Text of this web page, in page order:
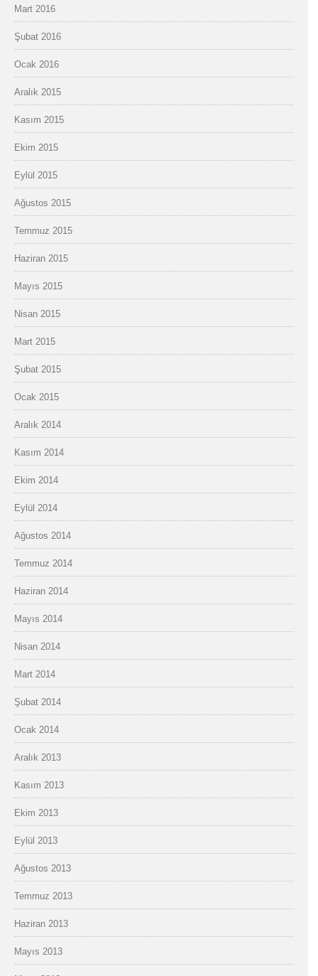
Mart 2016
Şubat 2016
Ocak 2016
Aralık 2015
Kasım 2015
Ekim 2015
Eylül 2015
Ağustos 2015
Temmuz 2015
Haziran 2015
Mayıs 2015
Nisan 2015
Mart 2015
Şubat 2015
Ocak 2015
Aralık 2014
Kasım 2014
Ekim 2014
Eylül 2014
Ağustos 2014
Temmuz 2014
Haziran 2014
Mayıs 2014
Nisan 2014
Mart 2014
Şubat 2014
Ocak 2014
Aralık 2013
Kasım 2013
Ekim 2013
Eylül 2013
Ağustos 2013
Temmuz 2013
Haziran 2013
Mayıs 2013